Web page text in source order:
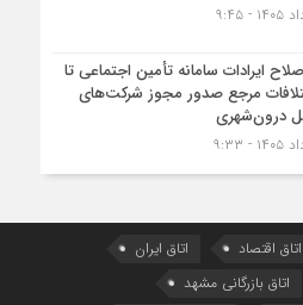
ایرادات سامانه تأمین اجتماعی تا
مرجع صدور مجوز شرکت‌های
درون‌شهری
اتاق اقتصاد
اتاق ایران
اتاق بازرگانی مشهد